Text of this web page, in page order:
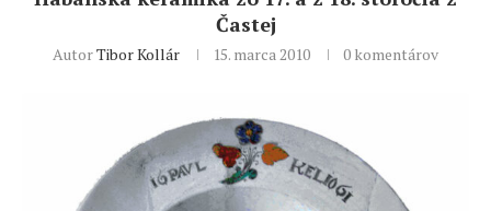
Častej
AutorTibor Kollár 15. marca 2010 0 komentárov